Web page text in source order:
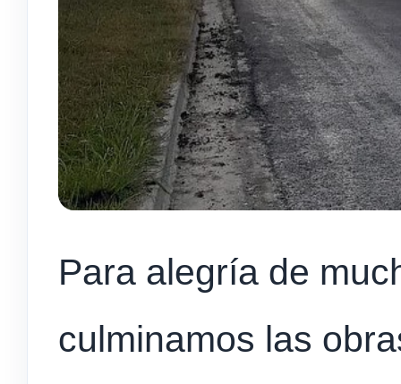
Para alegría de
culminamos las